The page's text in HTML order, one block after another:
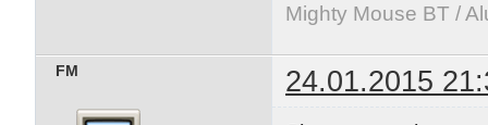
Mighty Mouse BT /
FM 24.01.2015